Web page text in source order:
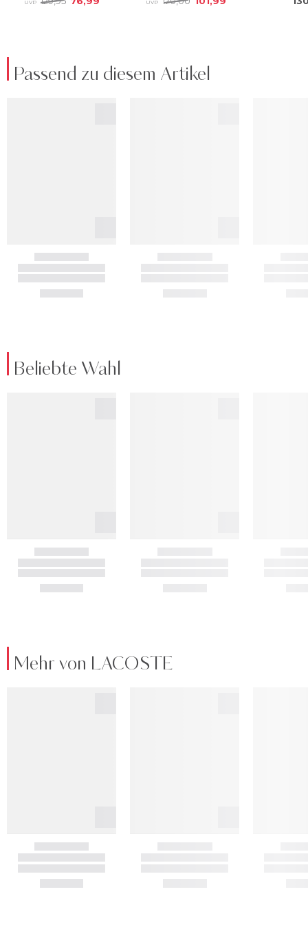
Passend zu diesem Artikel
Beliebte Wahl
Mehr von LACOSTE